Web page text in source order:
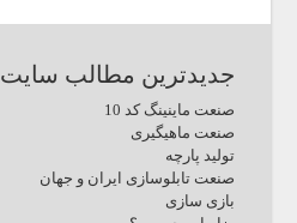
جدیدترین مطالب سایت
صنعت ماینینگ کد 10
صنعت ماهیگیری
تولید پارچه
صنعت تابلوسازی ایران و جهان
بازی سازی